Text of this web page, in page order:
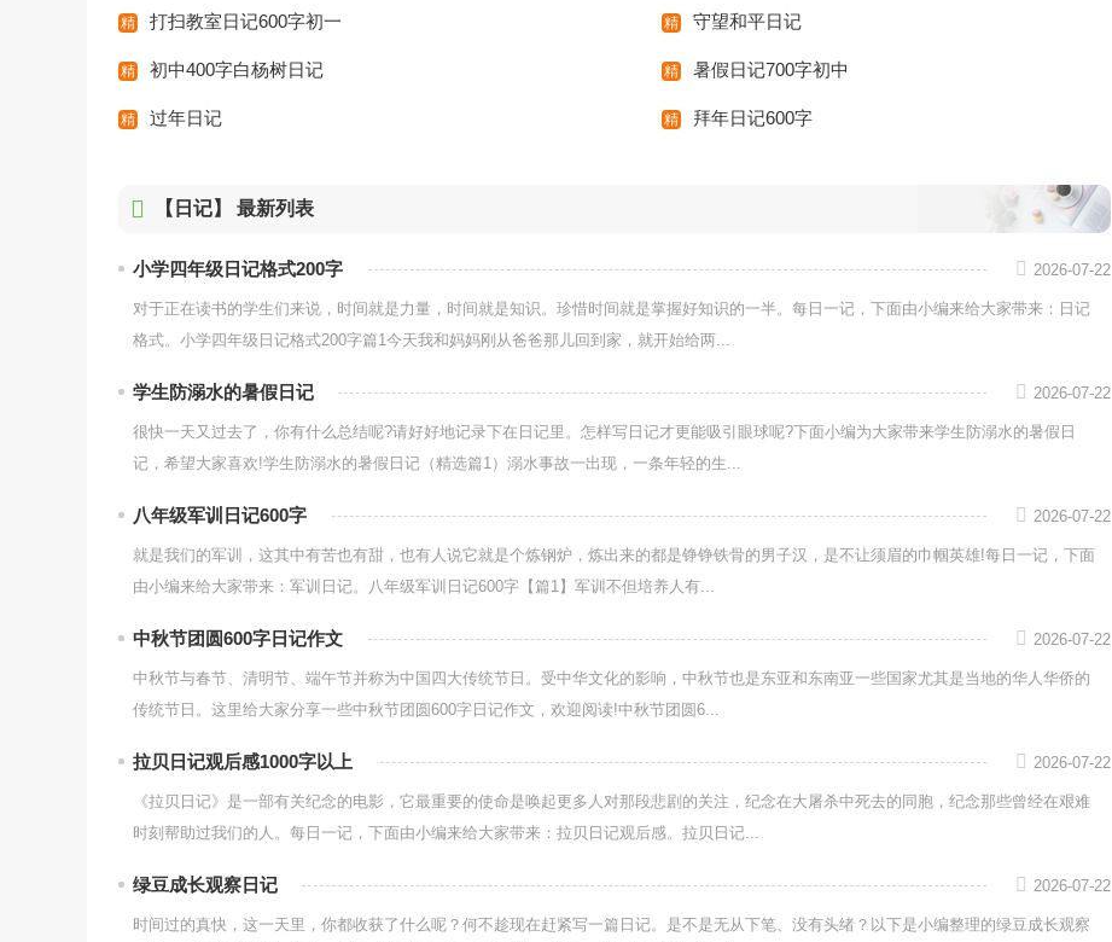
打扫教室日记600字初一 守望和平日记
初中400字白杨树日记 暑假日记700字初中
过年日记 拜年日记600字
【日记】 最新列表
小学四年级日记格式200字
对于正在读书的学生们来说，时间就是力量，时间就是知识。珍惜时间就是掌握好知识的一半。每日一记，下面由小编来给大家带来：日记
格式。小学四年级日记格式200字篇1今天我和妈妈刚从爸爸那儿回到家，就开始给两...
2026-07-22
学生防溺水的暑假日记
很快一天又过去了，你有什么总结呢?请好好地记录下在日记里。怎样写日记才更能吸引眼球呢?下面小编为大家带来学生防溺水的暑假日
记，希望大家喜欢!学生防溺水的暑假日记（精选篇1）溺水事故一出现，一条年轻的生...
2026-07-22
八年级军训日记600字
就是我们的军训，这其中有苦也有甜，也有人说它就是个炼钢炉，炼出来的都是铮铮铁骨的男子汉，是不让须眉的巾帼英雄!每日一记，下面
由小编来给大家带来：军训日记。八年级军训日记600字【篇1】军训不但培养人有...
2026-07-22
中秋节团圆600字日记作文
中秋节与春节、清明节、端午节并称为中国四大传统节日。受中华文化的影响，中秋节也是东亚和东南亚一些国家尤其是当地的华人华侨的
传统节日。这里给大家分享一些中秋节团圆600字日记作文，欢迎阅读!中秋节团圆6...
2026-07-22
拉贝日记观后感1000字以上
《拉贝日记》是一部有关纪念的电影，它最重要的使命是唤起更多人对那段悲剧的关注，纪念在大屠杀中死去的同胞，纪念那些曾经在艰难
时刻帮助过我们的人。每日一记，下面由小编来给大家带来：拉贝日记观后感。拉贝日记...
2026-07-22
绿豆成长观察日记
时间过的真快，这一天里，你都收获了什么呢？何不趁现在赶紧写一篇日记。是不是无从下笔、没有头绪？以下是小编整理的绿豆成长观察
2026-07-22